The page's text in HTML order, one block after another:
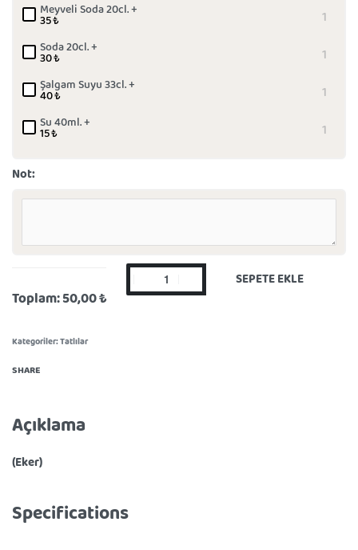
Meyveli Soda 20cl. +
35₺
Soda 20cl. +
30₺
Şalgam Suyu 33cl. +
40₺
Su 40ml. +
15₺
Not:
Toplam:50,00 ₺
SEPETE EKLE
Kategoriler:Tatlılar
SHARE
Açıklama
(Eker)
Specifications